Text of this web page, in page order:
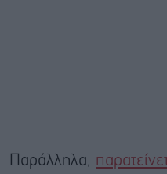
Παράλληλα,